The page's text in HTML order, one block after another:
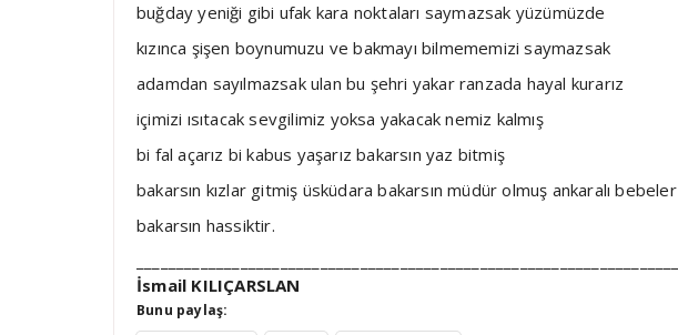
buğday yeniği gibi ufak kara noktaları saymazsak yüzümüzde
kızınca şişen boynumuzu ve bakmayı bilmememizi saymazsak
adamdan sayılmazsak ulan bu şehri yakar ranzada hayal kurarız
içimizi ısıtacak sevgilimiz yoksa yakacak nemiz kalmış
bi fal açarız bi kabus yaşarız bakarsın yaz bitmiş
bakarsın kızlar gitmiş üsküdara bakarsın müdür olmuş ankaralı bebeler
bakarsın hassiktir.
İsmail KILIÇARSLAN
Bunu paylaş: